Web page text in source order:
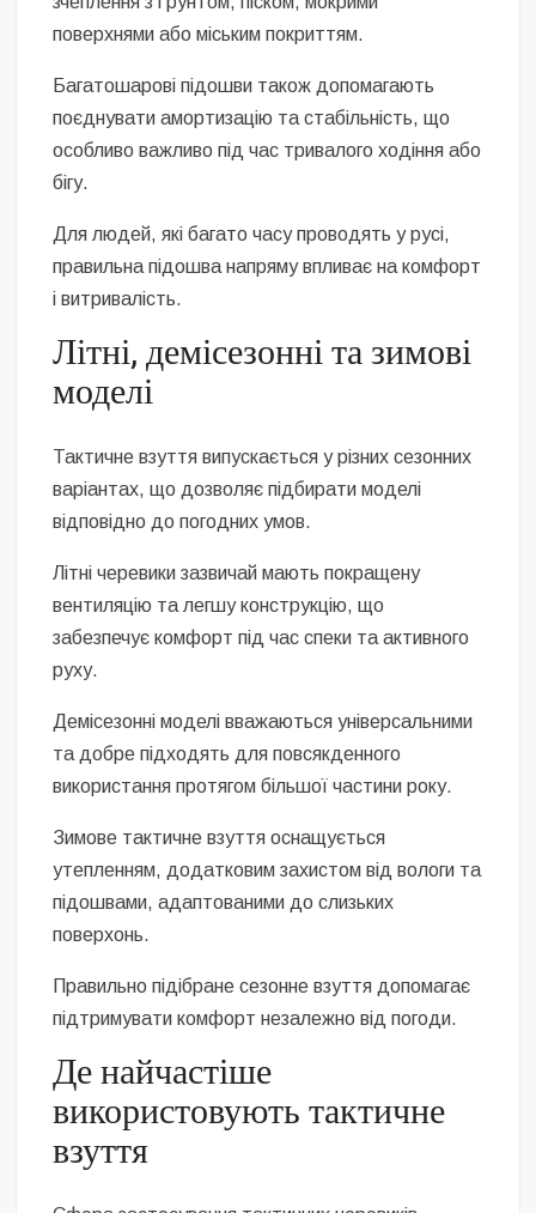
поверхнями або міським покриттям.
Багатошарові підошви також допомагають
поєднувати амортизацію та стабільність, що
особливо важливо під час тривалого ходіння або
бігу.
Для людей, які багато часу проводять у русі,
правильна підошва напряму впливає на комфорт
і витривалість.
Літні, демісезонні та зимові
моделі
Тактичне взуття випускається у різних сезонних
варіантах, що дозволяє підбирати моделі
відповідно до погодних умов.
Літні черевики зазвичай мають покращену
вентиляцію та легшу конструкцію, що
забезпечує комфорт під час спеки та активного
руху.
Демісезонні моделі вважаються універсальними
та добре підходять для повсякденного
використання протягом більшої частини року.
Зимове тактичне взуття оснащується
утепленням, додатковим захистом від вологи та
підошвами, адаптованими до слизьких
поверхонь.
Правильно підібране сезонне взуття допомагає
підтримувати комфорт незалежно від погоди.
Де найчастіше
використовують тактичне
взуття